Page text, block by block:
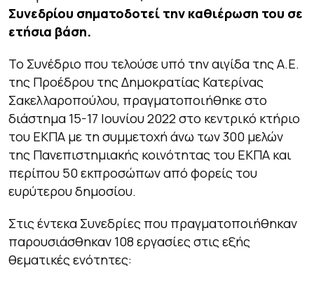
Συνεδρίου σηματοδοτεί την καθιέρωση του σε
ετήσια βάση.
Το Συνέδριο που τελούσε υπό την αιγίδα της Α.Ε.
της Προέδρου της Δημοκρατίας Κατερίνας
Σακελλαροπούλου, πραγματοποιήθηκε στο
διάστημα 15-17 Ιουνίου 2022 στο κεντρικό κτήριο
του ΕΚΠΑ με τη συμμετοχή άνω των 300 μελών
της Πανεπιστημιακής κοινότητας του ΕΚΠΑ και
περίπου 50 εκπροσώπων από φορείς του
ευρύτερου δημοσίου.
Στις έντεκα Συνεδρίες που πραγματοποιήθηκαν
παρουσιάσθηκαν 108 εργασίες στις εξής
θεματικές ενότητες: